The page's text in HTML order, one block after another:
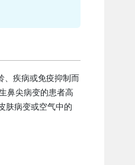
、疾病或免疫抑制而
鼻尖病变的患者高
肤病变或空气中的